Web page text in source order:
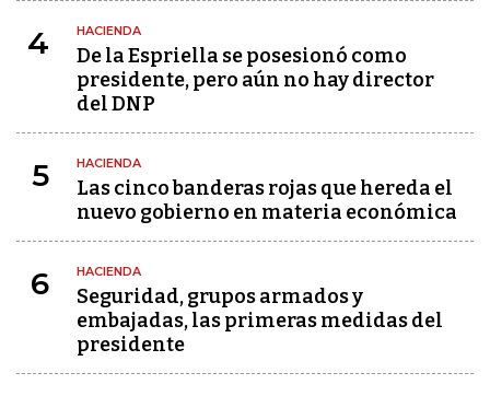
4 HACIENDA
De la Espriella se posesionó como
presidente, pero aún no hay director
del DNP
5 HACIENDA
Las cinco banderas rojas que hereda el
nuevo gobierno en materia económica
6 HACIENDA
Seguridad, grupos armados y
embajadas, las primeras medidas del
presidente